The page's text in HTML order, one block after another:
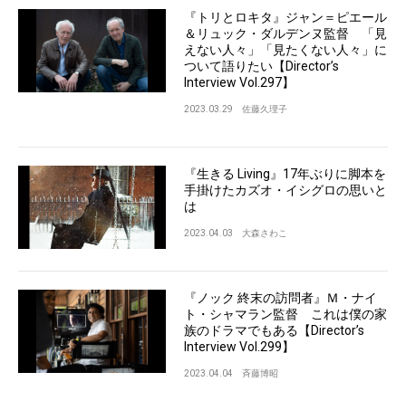
『トリとロキタ』ジャン＝ピエール
＆リュック・ダルデンヌ監督 「見
えない人々」「見たくない人々」に
ついて語りたい【Director’s
Interview Vol.297】
2023.03.29 佐藤久理子
『生きる Living』17年ぶりに脚本を
手掛けたカズオ・イシグロの思いと
は
2023.04.03 大森さわこ
『ノック 終末の訪問者』Ｍ・ナイ
ト・シャマラン監督 これは僕の家
族のドラマでもある【Director’s
Interview Vol.299】
2023.04.04 斉藤博昭